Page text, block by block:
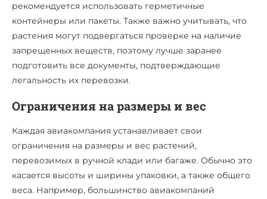
рекомендуется использовать герметичные
контейнеры или пакеты. Также важно учитывать, что
растения могут подвергаться проверке на наличие
запрещенных веществ, поэтому лучше заранее
подготовить все документы, подтверждающие
легальность их перевозки.
Ограничения на размеры и вес
Каждая авиакомпания устанавливает свои
ограничения на размеры и вес растений,
перевозимых в ручной клади или багаже. Обычно это
касается высоты и ширины упаковки, а также общего
веса. Например, большинство авиакомпаний